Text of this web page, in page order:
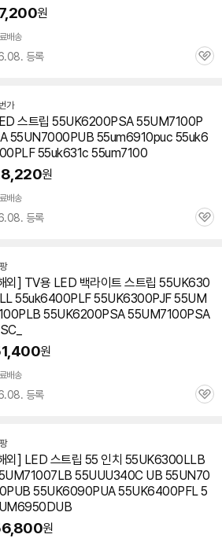
원
배송
등록
관
가
스트립 55UK6200PSA 55UM7100P
55UN7000PUB 55um6910puc 55uk6
55uk631c 55um7100
원
배송
등록
관
외] TV용 LED 백라이트 스트립 55UK630
55uk6400PLF 55UK6300PJF 55UM
55UK6200PSA 55UM7100PSA
원
배송
등록
관
외] LED 스트립 55 인치 55UK6300LLB
55UUU340C UB 55UN70
55UK6090PUA 55UK6400PFL 5
원